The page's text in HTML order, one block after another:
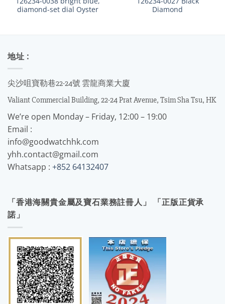
diamond-set dial Oyster
Diamond
地址 :
尖沙咀寶勒巷22-24號 雲龍商業大廈
Valiant Commercial Building, 22-24 Prat Avenue, Tsim Sha Tsu, HK
We’re open Monday – Friday, 12:00 – 19:00
Email :
info@goodwatchhk.com
yhh.contact@gmail.com
Whatsapp : +852 64132407
「香港海關貴金屬及寶石業務註冊人」 「正版正貨承
諾」